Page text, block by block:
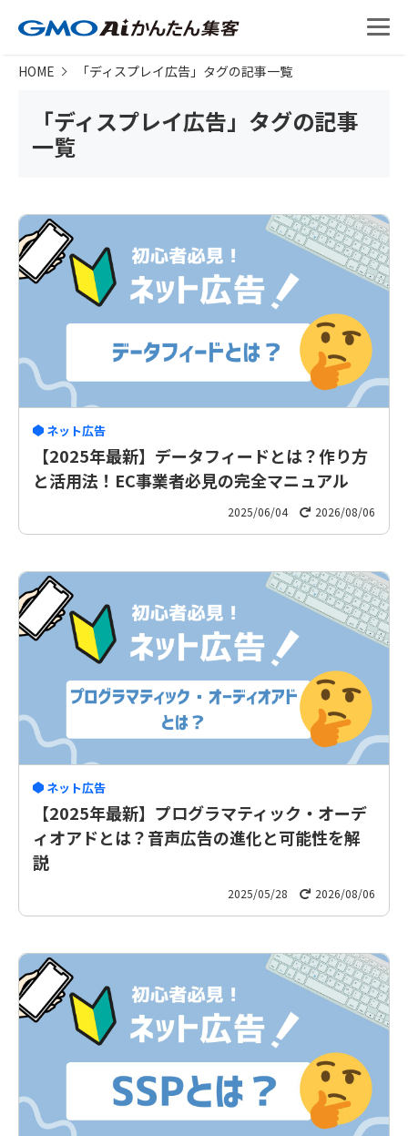
HOME 「ディスプレイ広告 」タグの記事一覧
「ディスプレイ広告」タグの記事
一覧
ネット広告
【2025年最新】データフィードとは？作り方
と活用法！EC事業者必見の完全マニュアル
2025/06/04 2026/08/06
ネット広告
【2025年最新】プログラマティック・オーデ
ィオアドとは？音声広告の進化と可能性を解
説
2025/05/28 2026/08/06